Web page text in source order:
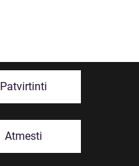
Patvirtinti
Atmesti